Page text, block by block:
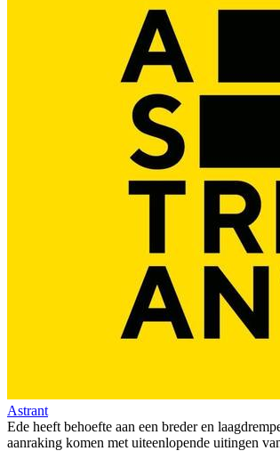
Astrant
Ede heeft behoefte aan een breder en
aanraking komen met uiteenlopende uitingen